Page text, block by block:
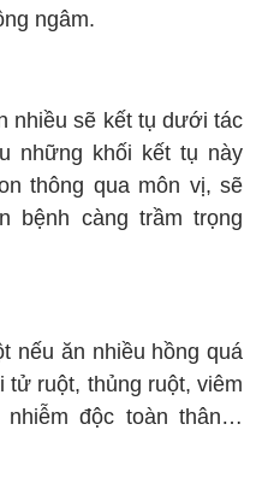
ngâm.
nhiều sẽ kết tụ dưới tác
những khối kết tụ này
thông qua môn vị, sẽ
bệnh càng trầm trọng
nếu ăn nhiều hồng quá
tử ruột, thủng ruột, viêm
nhiễm độc toàn thân…